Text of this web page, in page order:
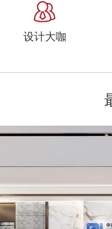
设计大咖